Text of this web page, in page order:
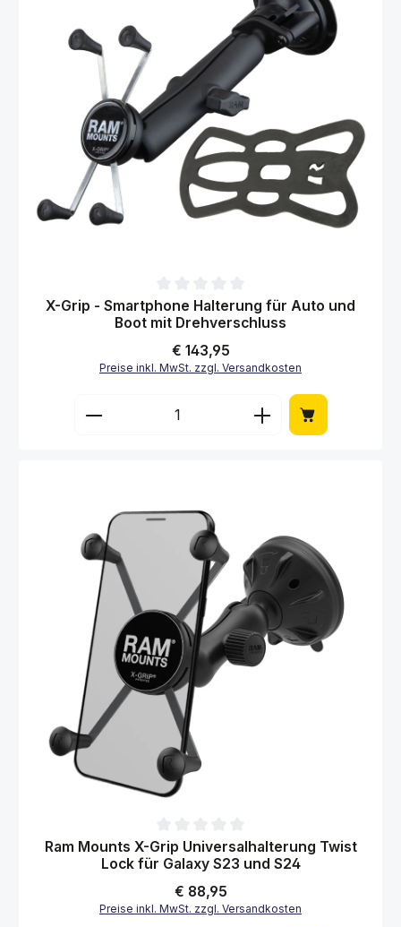
Durchschnittliche Bewertung von 0 von 5 Sternen
X-Grip - Smartphone Halterung für Auto und
Boot mit Drehverschluss
Regulärer Preis:
€ 143,95
Preise inkl. MwSt. zzgl. Versandkosten
Produkt Anzahl: Gib den gewünschten
Durchschnittliche Bewertung von 0 von 5 Sternen
Ram Mounts X-Grip Universalhalterung Twist
Lock für Galaxy S23 und S24
Regulärer Preis:
€ 88,95
Preise inkl. MwSt. zzgl. Versandkosten